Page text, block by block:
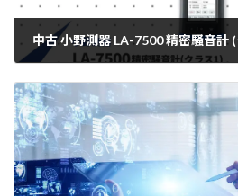
中古 小野測器 LA-7500 精密騒音計